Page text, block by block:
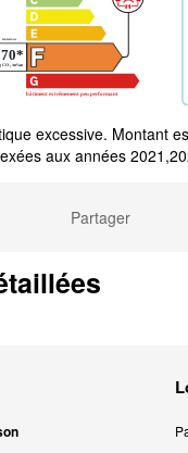
excessive. Montant
aux années
Partager